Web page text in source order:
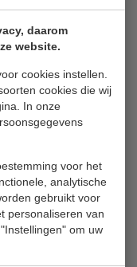
daarom
website.
cookies instellen.
cookies die wij
In onze
voor het
analytische
gebruikt voor
personaliseren van
om uw
ontdooiing, 5
verlichting, is
of in een
clips
4 clips